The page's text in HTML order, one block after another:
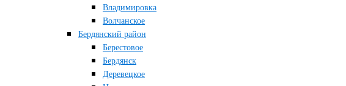
Владимировка
Волчанское
Бердянский район
Берестовое
Бердянск
Деревецкое